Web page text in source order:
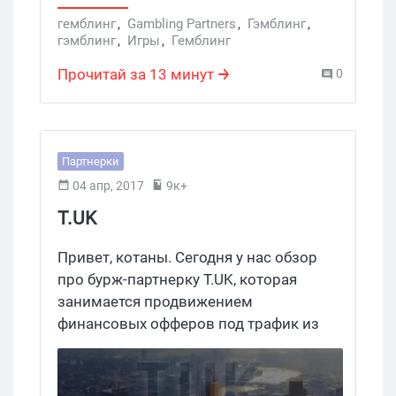
веб-мастеров. А теперь обо всем этом
подробнее.
гемблинг, Gambling Partners, Гэмблинг,
гэмблинг, Игры, Гемблинг
Прочитай за 13 минут 0
Партнерки
04 апр, 2017 9к+
T.UK
Привет, котаны. Сегодня у нас обзор
про бурж-партнерку T.UK, которая
занимается продвижением
финансовых офферов под трафик из
Великобритании. Продукт этой
компании — займы категории «Payday
Loans», то есть небольшие кредиты на